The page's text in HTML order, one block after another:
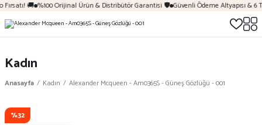
🚚 %100 Orijinal Ürün & Distribütör Garantisi 🛡️ Güvenli Ödeme Altyapısı & 6
Kadın
Anasayfa Kadın Alexander Mcqueen - Am0365S - Güneş Gözlüğü - 001
%32